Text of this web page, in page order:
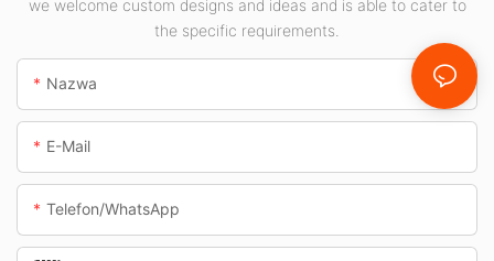
takich jak stacje
benzynowe i
przejścia
podziemne.
we welcome custom designs and ideas and is able to cater to
the specific requirements.
Nazwa
E-Mail
Telefon/WhatsApp